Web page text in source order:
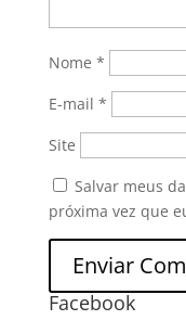
Nome *
E-mail *
Site
Salvar meus
próxima vez que
Facebook